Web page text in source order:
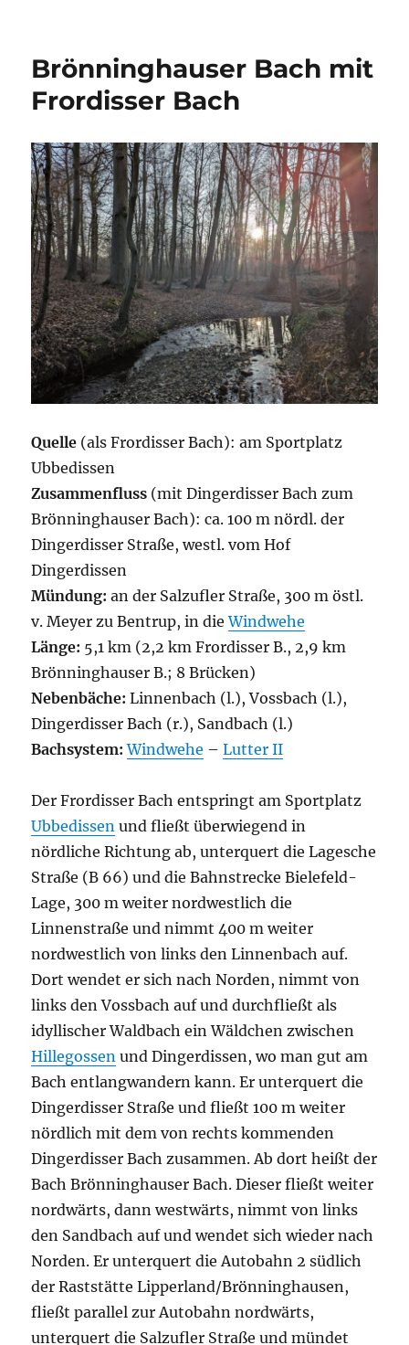
um
Stieghorst,
Sieker,
Brönninghauser Bach mit
Frordisser Bach
Quelle (als Frordisser Bach): am Sportplatz
Ubbedissen
Zusammenfluss (mit Dingerdisser Bach zum
Brönninghauser Bach): ca. 100 m nördl. der
Dingerdisser Straße, westl. vom Hof
Dingerdissen
Mündung: an der Salzufler Straße, 300 m östl.
v. Meyer zu Bentrup, in dieWindwehe
Länge: 5,1 km (2,2 km Frordisser B., 2,9 km
Brönninghauser B.; 8 Brücken)
Nebenbäche:Linnenbach (l.), Vossbach (l.),
Dingerdisser Bach (r.), Sandbach (l.)
Bachsystem:Windwehe –Lutter II
Der Frordisser Bach entspringt am Sportplatz
Ubbedissen und fließt überwiegend in
nördliche Richtung ab, unterquert die Lagesche
Straße (B 66) und die Bahnstrecke Bielefeld-
Lage, 300 m weiter nordwestlich die
Linnenstraße und nimmt 400 m weiter
nordwestlich von links den Linnenbach auf.
Dort wendet er sich nach Norden, nimmt von
links den Vossbach auf und durchfließt als
idyllischer Waldbach ein Wäldchen zwischen
Hillegossen und Dingerdissen, wo man gut am
Bach entlangwandern kann. Er unterquert die
Dingerdisser Straße und fließt 100 m weiter
nördlich mit dem von rechts kommenden
Dingerdisser Bach zusammen. Ab dort heißt der
Bach Brönninghauser Bach. Dieser fließt weiter
nordwärts, dann westwärts, nimmt von links
den Sandbach auf und wendet sich wieder nach
Norden. Er unterquert die Autobahn 2 südlich
der Raststätte Lipperland/Brönninghausen,
fließt parallel zur Autobahn nordwärts,
unterquert die Salzufler Straße und mündet